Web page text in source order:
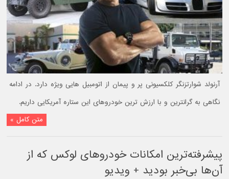
آرنولد شوارتزنگر کلکسیونی پر و پیمان از اتومبیل هایی ویژه دارد. در ادامه
نگاهی به گرانترین و با ارزش ترین خودروهای این ستاره آمریکایی داریم.
متن کامل »
پیشرفته‌ترین امکانات خودروهای لوکس که از
آن‌ها بی‌خبر بودید + ویدیو